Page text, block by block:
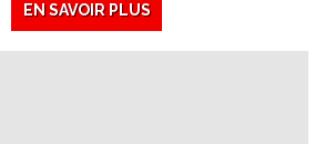
EN SAVOIR PLUS